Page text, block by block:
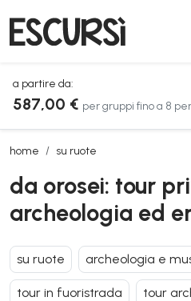
a partire da:
587,00 € per gruppi fino a 8
home su ruote
da orosei: tour privato in jeep fra
da orosei: tour
archeologia ed
su ruote archeologia e
tour in fuoristrada tour